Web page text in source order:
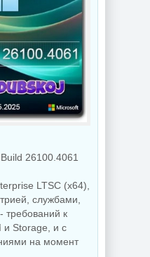
26100.4061
LTSC (x64),
службами,
требований к
и Storage, и с
на момент